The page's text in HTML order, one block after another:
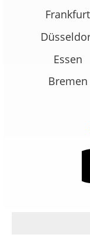
Frankfurt
Essen
Bremen